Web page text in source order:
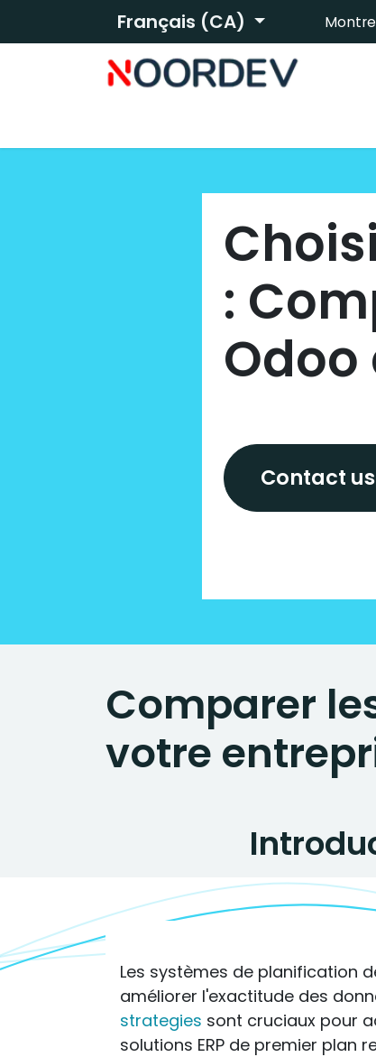
Se rendre au contenuFrançais (CA)
:
Odoo
Contact us
Comparer
votre
Les systèmes de planification
améliorer l'exactitude des
strategies sont cruciaux pour
solutions ERP de premier